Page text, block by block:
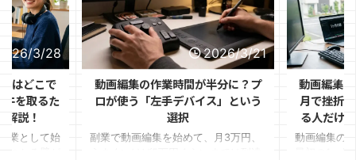
3/28
はどこで
を取るた
解説！
業として始
2026/3/21
動画編集の作業時間が半分に？プ
ロが使う「左手デバイス」という
選択
副業で動画編集を始めて、月3万円、
動画編集
月で挫折
る人だけ
動画編集の